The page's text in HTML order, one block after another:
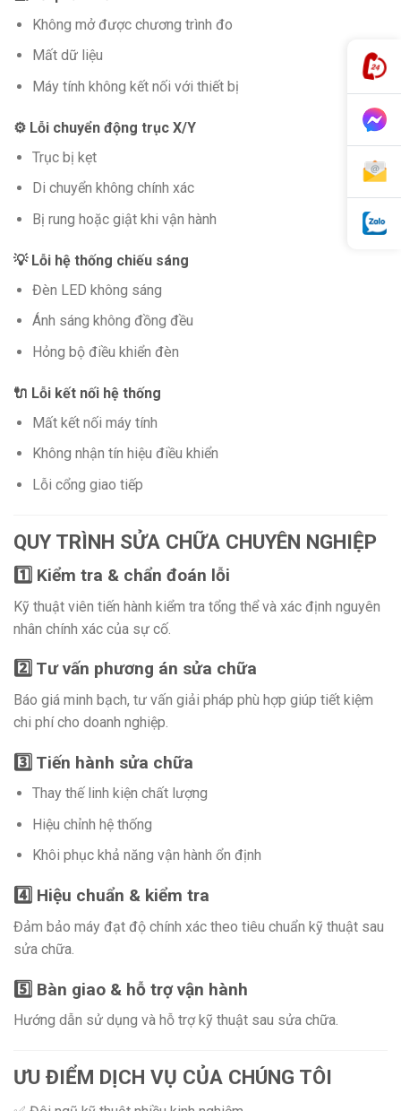
Không mở được chương trình đo
Mất dữ liệu
Máy tính không kết nối với thiết bị
⚙️ Lỗi chuyển động trục X/Y
Trục bị kẹt
Di chuyển không chính xác
Bị rung hoặc giật khi vận hành
💡 Lỗi hệ thống chiếu sáng
Đèn LED không sáng
Ánh sáng không đồng đều
Hỏng bộ điều khiển đèn
🔌 Lỗi kết nối hệ thống
Mất kết nối máy tính
Không nhận tín hiệu điều khiển
Lỗi cổng giao tiếp
QUY TRÌNH SỬA CHỮA CHUYÊN NGHIỆP
1️⃣ Kiểm tra & chẩn đoán lỗi
Kỹ thuật viên tiến hành kiểm tra tổng thể và xác định nguyên
nhân chính xác của sự cố.
2️⃣ Tư vấn phương án sửa chữa
Báo giá minh bạch, tư vấn giải pháp phù hợp giúp tiết kiệm
chi phí cho doanh nghiệp.
3️⃣ Tiến hành sửa chữa
Thay thế linh kiện chất lượng
Hiệu chỉnh hệ thống
Khôi phục khả năng vận hành ổn định
4️⃣ Hiệu chuẩn & kiểm tra
Đảm bảo máy đạt độ chính xác theo tiêu chuẩn kỹ thuật sau
sửa chữa.
5️⃣ Bàn giao & hỗ trợ vận hành
Hướng dẫn sử dụng và hỗ trợ kỹ thuật sau sửa chữa.
ƯU ĐIỂM DỊCH VỤ CỦA CHÚNG TÔI